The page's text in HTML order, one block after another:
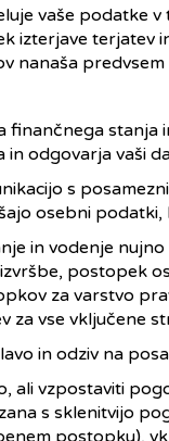
vaše podatke
izterjave terjatev
nanaša
finančnega stanja
in odgovarja vaši
s
osebni podatki,
in vodenje
postopek
za varstvo
za vse vključene
in odziv na
ali vzpostaviti
s sklenitvijo
postopku),